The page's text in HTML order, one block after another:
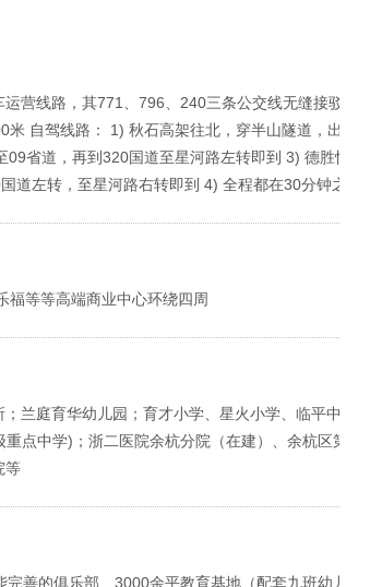
营线路，其771、796、240三条公交线无缝接驳地铁临
自驾线路： 1) 秋石高架往北，穿半山隧道，出隧道沿
省道，再到320国道至星河路左转即到 3) 德胜快速左
道左转，至星河路右转即到 4) 全程都在30分钟之内
福等等高端商业中心环绕四周
兰庭育华幼儿园；育才小学、星火小学、临平中心学
点中学)；浙二医院余杭分院（在建）、余杭区第一人
等
善的俱乐部、3000余平教育基地（配套九班幼儿